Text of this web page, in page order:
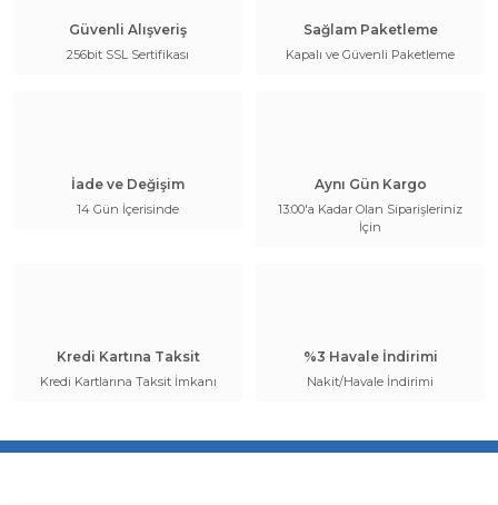
Güvenli Alışveriş
256bit SSL Sertifikası
Sağlam Paketleme
Kapalı ve Güvenli Paketleme
İade ve Değişim
14 Gün İçerisinde
Aynı Gün Kargo
13:00'a Kadar Olan Siparişleriniz
İçin
Kredi Kartına Taksit
Kredi Kartlarına Taksit İmkanı
%3 Havale İndirimi
Nakit/Havale İndirimi